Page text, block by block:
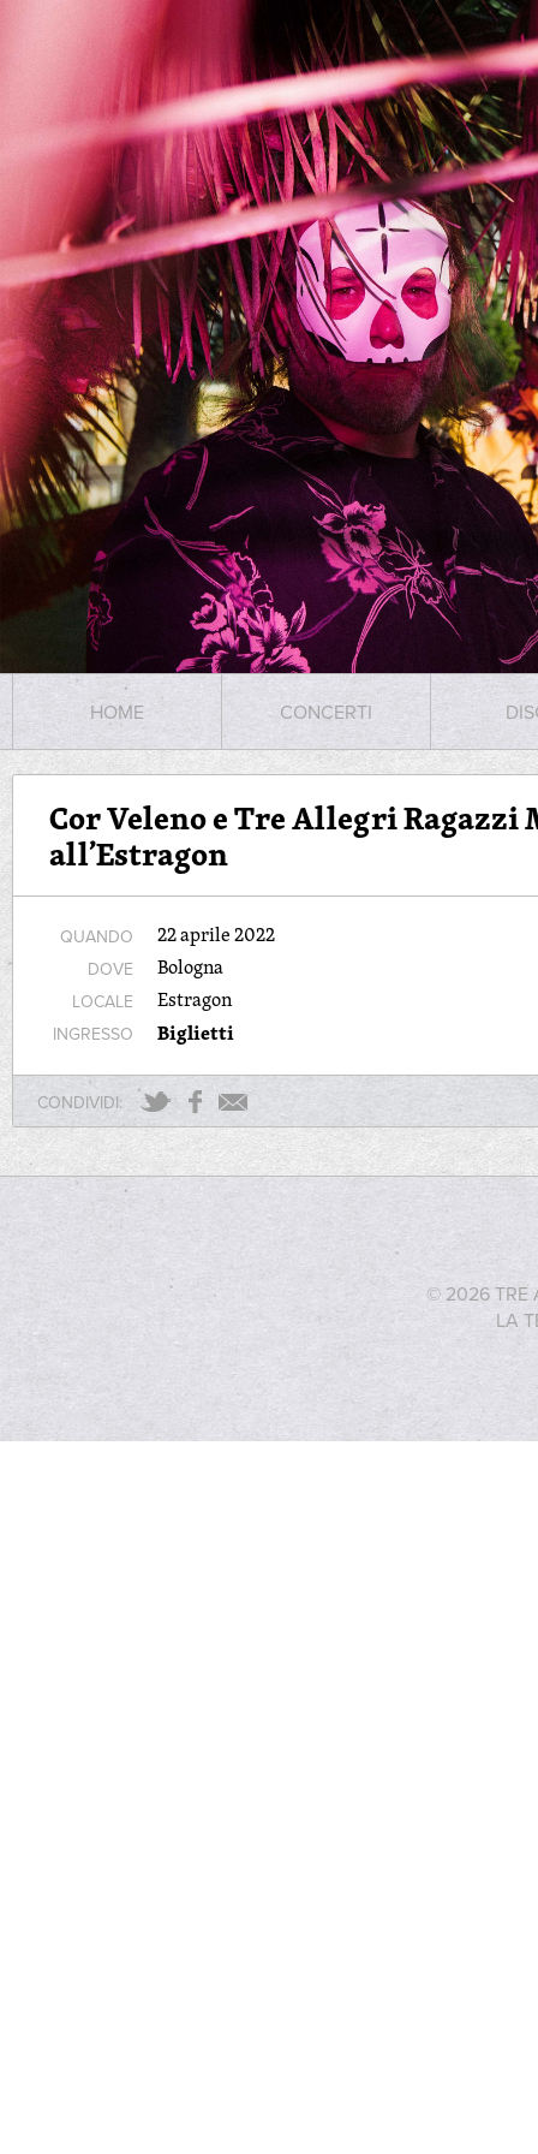
HOME CONCERTI
Cor Veleno e Tre Allegri
all’Estragon
QUANDO 22 aprile 2022
DOVE Bologna
LOCALE Estragon
INGRESSO Biglietti
CONDIVIDI:
© 2026 TRE
LA